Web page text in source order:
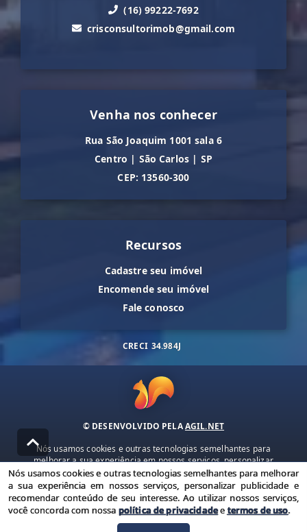
(16) 99222-7692
crisconsultorimob@gmail.com
Venha nos conhecer
Rua São Joaquim 1001 sala 6
Centro | São Carlos | SP
CEP: 13560-300
Recursos
Cadastre seu imóvel
Encomende seu imóvel
Fale conosco
CRECI 34.984J
© DESENVOLVIDO PELAAGIL.NET
Nós usamos cookies e outras tecnologias semelhantes para
melhorar a sua experiência em nossos serviços, personalizar
publicidade e recomendar conteúdo de seu interesse. Ao utilizar
nossos serviços, você concorda com nossa política de privacidade e
termos de uso.
Política de Privacidade Termos de uso
Nós usamos cookies e outras tecnologias semelhantes para melhorar
a sua experiência em nossos serviços, personalizar publicidade e
recomendar conteúdo de seu interesse. Ao utilizar nossos serviços,
você concorda com nossa política de privacidadeetermos de uso.